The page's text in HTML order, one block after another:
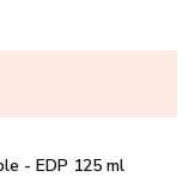
- EDP 125 ml